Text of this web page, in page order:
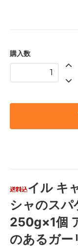
購入数
イル キ
シャのスパ
250g×1個
のあるガー